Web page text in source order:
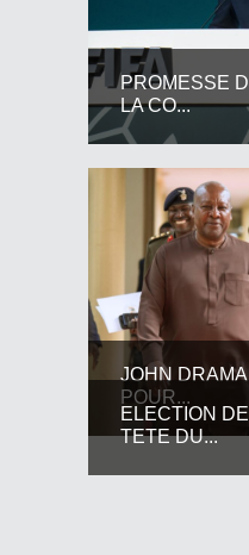
PROMESSE
LA CO...
JOHN
POUR...
ELECTION
TETE DU...